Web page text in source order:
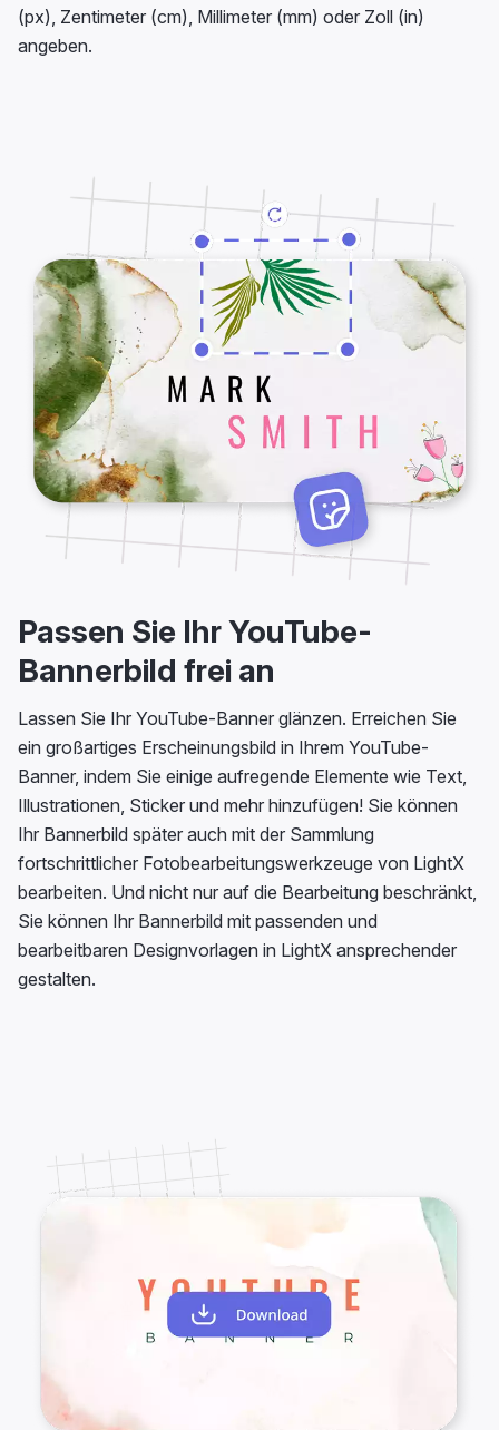
(px), Zentimeter (cm), Millimeter (mm) oder Zoll (in)
angeben.
Passen Sie Ihr YouTube-
Bannerbild frei an
Lassen Sie Ihr YouTube-Banner glänzen. Erreichen Sie
ein großartiges Erscheinungsbild in Ihrem YouTube-
Banner, indem Sie einige aufregende Elemente wie Text,
Illustrationen, Sticker und mehr hinzufügen! Sie können
Ihr Bannerbild später auch mit der Sammlung
fortschrittlicher Fotobearbeitungswerkzeuge von LightX
bearbeiten. Und nicht nur auf die Bearbeitung beschränkt,
Sie können Ihr Bannerbild mit passenden und
bearbeitbaren Designvorlagen in LightX ansprechender
gestalten.